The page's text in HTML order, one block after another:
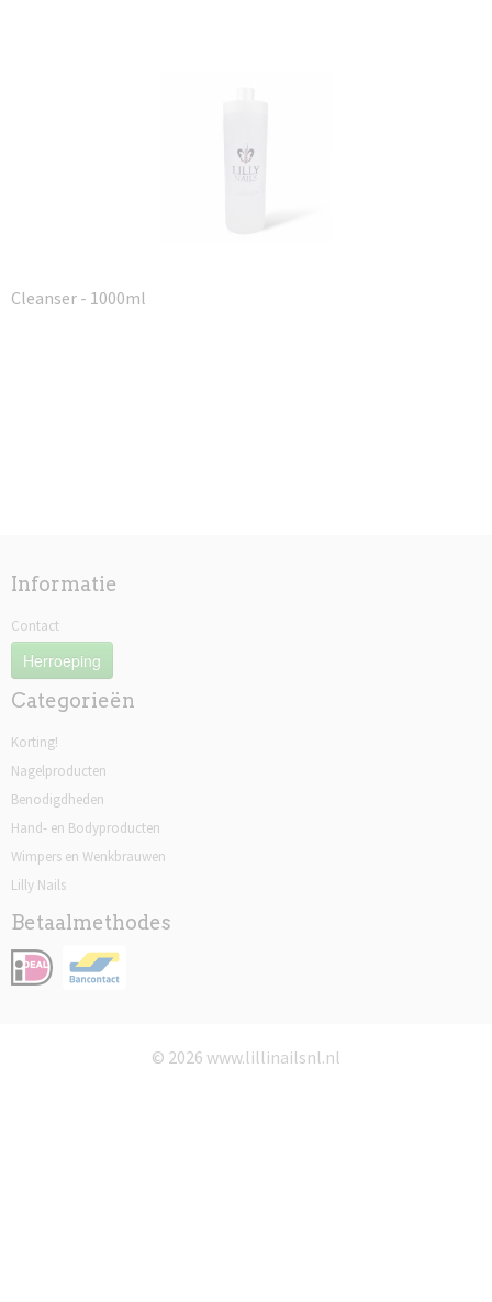
Cleanser - 1000ml
Informatie
Contact
Herroeping
Categorieën
Korting!
Nagelproducten
Benodigdheden
Hand- en Bodyproducten
Wimpers en Wenkbrauwen
Lilly Nails
Betaalmethodes
© 2026 www.lillinailsnl.nl